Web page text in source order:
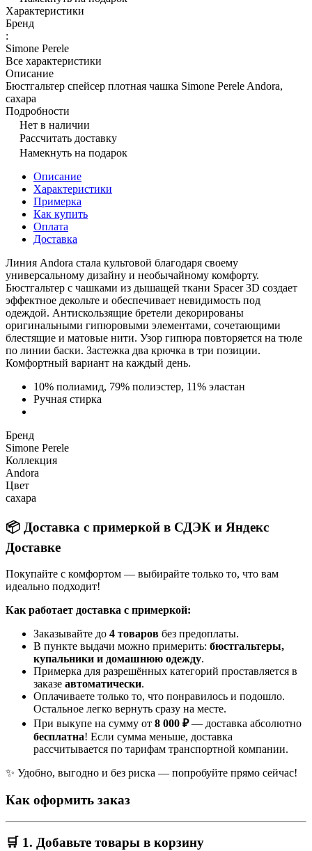
Характеристики
Бренд
:
Simone Perele
Все характеристики
Описание
Бюстгальтер спейсер плотная чашка Simone Perele Andora,
сахара
Подробности
Нет в наличии
Рассчитать доставку
Намекнуть на подарок
Описание
Характеристики
Примерка
Как купить
Оплата
Доставка
Линия Andora стала культовой благодаря своему
универсальному дизайну и необычайному комфорту.
Бюстгальтер с чашками из дышащей ткани Spacer 3D создает
эффектное декольте и обеспечивает невидимость под
одеждой. Антискользящие бретели декорированы
оригинальными гипюровыми элементами, сочетающими
блестящие и матовые нити. Узор гипюра повторяется на тюле
по линии баски. Застежка два крючка в три позиции.
Комфортный вариант на каждый день.
10% полиамид, 79% полиэстер, 11% эластан
Ручная стирка
Бренд
Simone Perele
Коллекция
Andora
Цвет
сахара
📦 Доставка с примеркой в СДЭК и Яндекс
Доставке
Покупайте с комфортом — выбирайте только то, что вам
идеально подходит!
Как работает доставка с примеркой:
Заказывайте до 4 товаров без предоплаты.
В пункте выдачи можно примерить: бюстгальтеры,
купальники и домашнюю одежду.
Примерка для разрешённых категорий проставляется в
заказе автоматически.
Оплачиваете только то, что понравилось и подошло.
Остальное легко вернуть сразу на месте.
При выкупе на сумму от 8 000 ₽— доставка абсолютно
бесплатна! Если сумма меньше, доставка
рассчитывается по тарифам транспортной компании.
✨ Удобно, выгодно и без риска — попробуйте прямо сейчас!
Как оформить заказ
🛒 1. Добавьте товары в корзину